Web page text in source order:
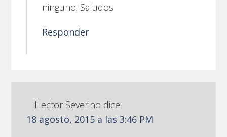
ninguno. Saludos
Responder
Hector Severino dice
18 agosto, 2015 a las 3:46 PM